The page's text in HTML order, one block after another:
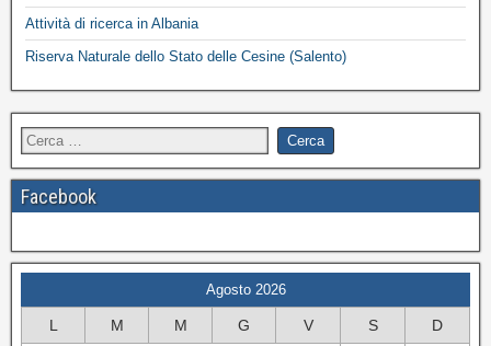
Attività di ricerca in Albania
Riserva Naturale dello Stato delle Cesine (Salento)
Facebook
Agosto 2026
L M M G V S D